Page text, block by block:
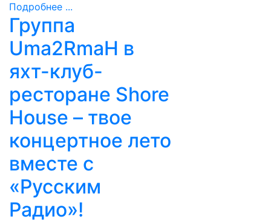
Подробнее ...
Группа
Uma2RmaH в
яхт-клуб-
ресторане Shore
House – твое
концертное лето
вместе с
«Русским
Радио»!